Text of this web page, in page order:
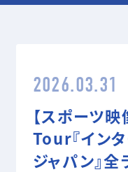
TV番組/Web配信/
など映像企画・制作
05 SHOOTING
2026.03.31
【スポーツ
Tour『イン
ジャパン』